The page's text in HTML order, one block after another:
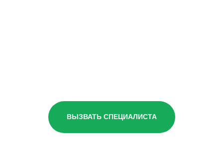
ВЫЗВАТЬ СПЕЦИАЛИСТА